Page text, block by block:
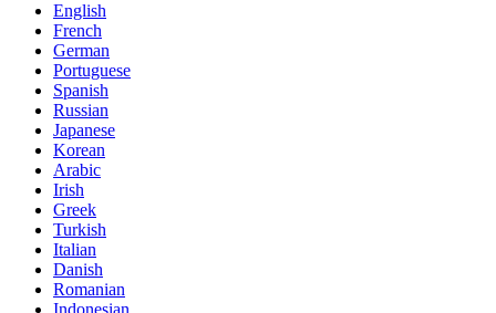
English
French
German
Portuguese
Spanish
Russian
Japanese
Korean
Arabic
Irish
Greek
Turkish
Italian
Danish
Romanian